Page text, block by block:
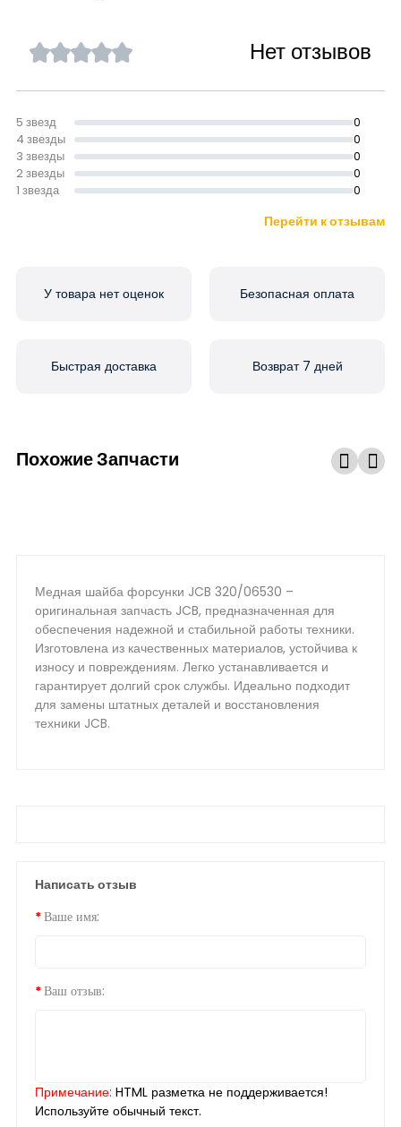
Нет отзывов
5 звезд 0
4 звезды 0
3 звезды 0
2 звезды 0
1 звезда 0
Перейти к отзывам
У товара нет оценок Безопасная оплата
Быстрая доставка Возврат 7 дней
Похожие Запчасти
Медная шайба форсунки JCB 320/06530 –
оригинальная запчасть JCB, предназначенная для
обеспечения надежной и стабильной работы техники.
Изготовлена из качественных материалов, устойчива к
износу и повреждениям. Легко устанавливается и
гарантирует долгий срок службы. Идеально подходит
для замены штатных деталей и восстановления
техники JCB.
Написать отзыв
Ваше имя:
Ваш отзыв:
Примечание: HTML разметка не поддерживается!
Используйте обычный текст.